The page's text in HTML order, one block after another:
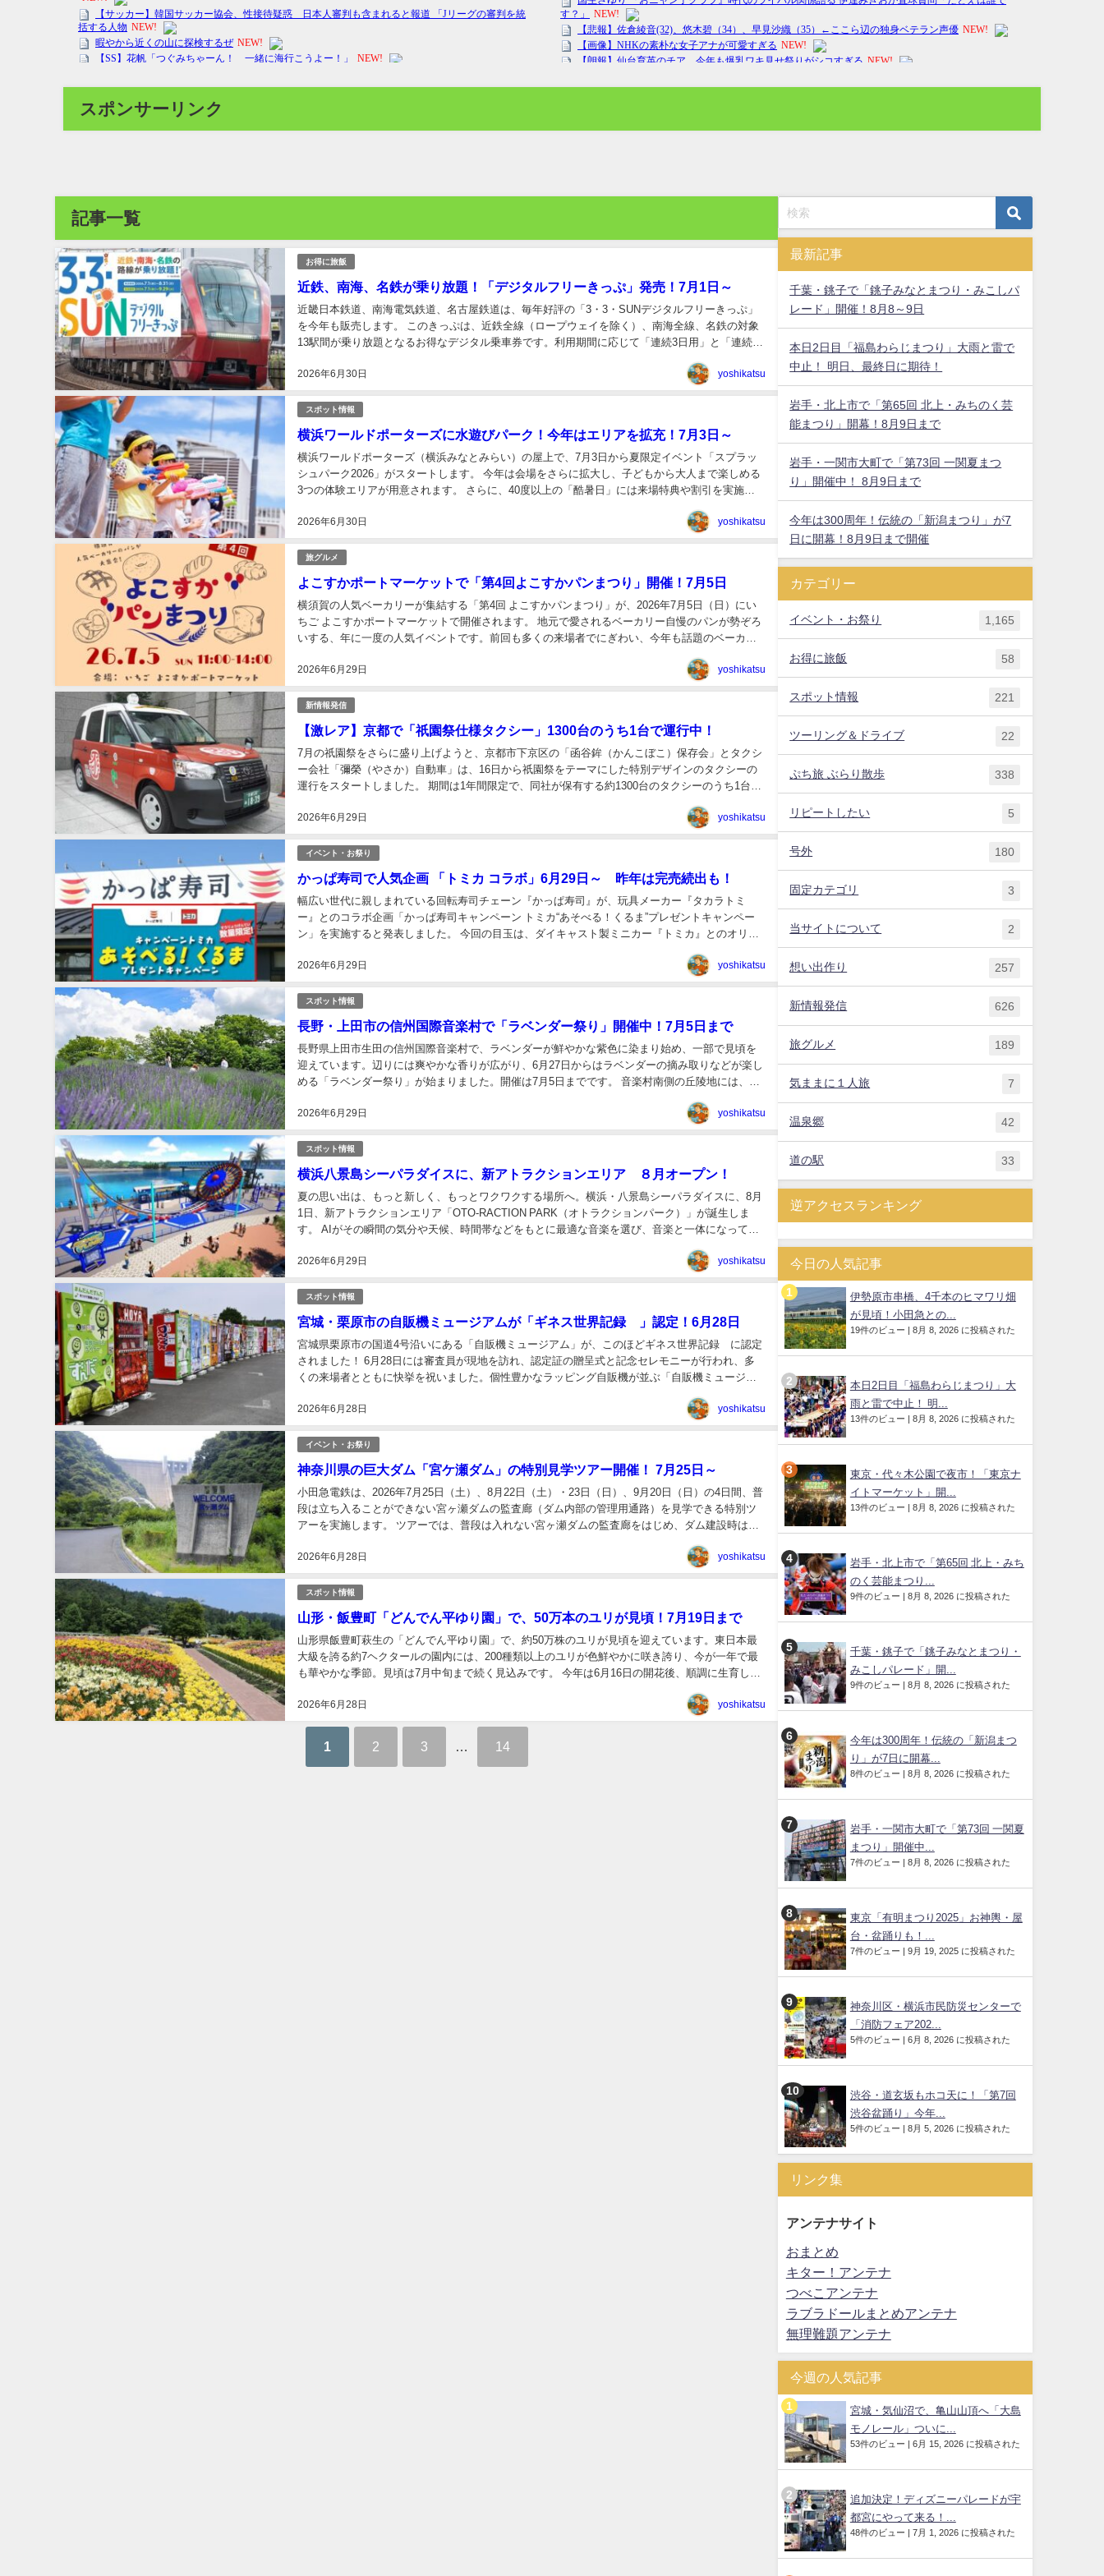
スポンサーリンク
記事一覧
お得に旅飯
近鉄、南海、名鉄が乗り放題！「デジタルフリーきっぷ」発売！7月1日～
2026年6月30日
近畿日本鉄道、南海電気鉄道、名古屋鉄道は、毎年好評の「3・3・SUNデジタルフリーきっぷ」
を今年も販売します。 このきっぷは、近鉄全線（ロープウェイを除く）、南海全線、名鉄の対象
13駅間が乗り放題となるお得なデジタル乗車券です。利用期間に応じて「連続3日用」と「連続2
yoshikatsu
スポット情報
横浜ワールドポーターズに水遊びパーク！今年はエリアを拡充！7月3日～
2026年6月30日
横浜ワールドポーターズ（横浜みなとみらい）の屋上で、7月3日から夏限定イベント「スプラッ
シュパーク2026」がスタートします。 今年は会場をさらに拡大し、子どもから大人まで楽しめる
3つの体験エリアが用意されます。 さらに、40度以上の「酷暑日」には来場特典や割引を実施予
yoshikatsu
旅グルメ
よこすかポートマーケットで「第4回よこすかパンまつり」開催！7月5日
2026年6月29日
横須賀の人気ベーカリーが集結する「第4回 よこすかパンまつり」が、2026年7月5日（日）にい
ちご よこすかポートマーケットで開催されます。 地元で愛されるベーカリー自慢のパンが勢ぞろ
いする、年に一度の人気イベントです。前回も多くの来場者でにぎわい、今年も話題のベーカリ
yoshikatsu
新情報発信
【激レア】京都で「祇園祭仕様タクシー」1300台のうち1台で運行中！
2026年6月29日
7月の祇園祭をさらに盛り上げようと、京都市下京区の「函谷鉾（かんこぼこ）保存会」とタクシ
ー会社「彌榮（やさか）自動車」は、16日から祇園祭をテーマにした特別デザインのタクシーの
運行をスタートしました。 期間は1年間限定で、同社が保有する約1300台のタクシーのうち1台が
yoshikatsu
イベント・お祭り
かっぱ寿司で人気企画 「トミカ コラボ」6月29日～ 昨年は完売続出も！
2026年6月29日
幅広い世代に親しまれている回転寿司チェーン『かっぱ寿司』が、玩具メーカー『タカラトミ
ー』とのコラボ企画「かっぱ寿司キャンペーン トミカ“あそべる！くるま”プレゼントキャンペー
ン」を実施すると発表しました。 今回の目玉は、ダイキャスト製ミニカー『トミカ』とのオリジ
yoshikatsu
スポット情報
長野・上田市の信州国際音楽村で「ラベンダー祭り」開催中！7月5日まで
2026年6月29日
長野県上田市生田の信州国際音楽村で、ラベンダーが鮮やかな紫色に染まり始め、一部で見頃を
迎えています。辺りには爽やかな香りが広がり、6月27日からはラベンダーの摘み取りなどが楽し
める「ラベンダー祭り」が始まりました。開催は7月5日までです。 音楽村南側の丘陵地には、香
yoshikatsu
スポット情報
横浜八景島シーパラダイスに、新アトラクションエリア ８月オープン！
2026年6月29日
夏の思い出は、もっと新しく、もっとワクワクする場所へ。横浜・八景島シーパラダイスに、8月
1日、新アトラクションエリア「OTO-RACTION PARK（オトラクションパーク）」が誕生しま
す。 AIがその瞬間の気分や天候、時間帯などをもとに最適な音楽を選び、音楽と一体になってア
yoshikatsu
スポット情報
宮城・栗原市の自販機ミュージアムが「ギネス世界記録™」認定！6月28日
2026年6月28日
宮城県栗原市の国道4号沿いにある「自販機ミュージアム」が、このほどギネス世界記録™に認定
されました！ 6月28日には審査員が現地を訪れ、認定証の贈呈式と記念セレモニーが行われ、多
くの来場者とともに快挙を祝いました。個性豊かなラッピング自販機が並ぶ「自販機ミュージア
yoshikatsu
イベント・お祭り
神奈川県の巨大ダム「宮ケ瀬ダム」の特別見学ツアー開催！ 7月25日～
2026年6月28日
小田急電鉄は、2026年7月25日（土）、8月22日（土）・23日（日）、9月20日（日）の4日間、普
段は立ち入ることができない宮ヶ瀬ダムの監査廊（ダム内部の管理用通路）を見学できる特別ツ
アーを実施します。 ツアーでは、普段は入れない宮ヶ瀬ダムの監査廊をはじめ、ダム建設時はダ
yoshikatsu
スポット情報
山形・飯豊町「どんでん平ゆり園」で、50万本のユリが見頃！7月19日まで
2026年6月28日
山形県飯豊町萩生の「どんでん平ゆり園」で、約50万株のユリが見頃を迎えています。東日本最
大級を誇る約7ヘクタールの園内には、200種類以上のユリが色鮮やかに咲き誇り、今が一年で最
も華やかな季節。見頃は7月中旬まで続く見込みです。 今年は6月16日の開花後、順調に生育し、
yoshikatsu
1 2 3 … 14
最新記事
千葉・銚子で「銚子みなとまつり・みこしパ
レード」開催！8月8～9日
本日2日目「福島わらじまつり」大雨と雷で
中止！ 明日、最終日に期待！
岩手・北上市で「第65回 北上・みちのく芸
能まつり」開幕！8月9日まで
岩手・一関市大町で「第73回 一関夏まつ
り」開催中！ 8月9日まで
今年は300周年！伝統の「新潟まつり」が7
日に開幕！8月9日まで開催
カテゴリー
イベント・お祭り 1,165
お得に旅飯 58
スポット情報 221
ツーリング＆ドライブ 22
ぷち旅 ぶらり散歩 338
リピートしたい 5
号外 180
固定カテゴリ 3
当サイトについて 2
想い出作り 257
新情報発信 626
旅グルメ 189
気ままに１人旅 7
温泉郷 42
道の駅 33
逆アクセスランキング
今日の人気記事
伊勢原市串橋、4千本のヒマワリ畑
が見頃！小田急との...
19件のビュー | 8月 8, 2026 に投稿された
本日2日目「福島わらじまつり」大
雨と雷で中止！ 明...
13件のビュー | 8月 8, 2026 に投稿された
東京・代々木公園で夜市！「東京ナ
イトマーケット」開...
13件のビュー | 8月 8, 2026 に投稿された
岩手・北上市で「第65回 北上・みち
のく芸能まつり...
9件のビュー | 8月 8, 2026 に投稿された
千葉・銚子で「銚子みなとまつり・
みこしパレード」開...
9件のビュー | 8月 8, 2026 に投稿された
今年は300周年！伝統の「新潟まつ
り」が7日に開幕...
8件のビュー | 8月 8, 2026 に投稿された
岩手・一関市大町で「第73回 一関夏
まつり」開催中...
7件のビュー | 8月 8, 2026 に投稿された
東京「有明まつり2025」お神輿・屋
台・盆踊りも！...
7件のビュー | 9月 19, 2025 に投稿された
神奈川区・横浜市民防災センターで
「消防フェア202...
5件のビュー | 6月 8, 2026 に投稿された
渋谷・道玄坂もホコ天に！「第7回
渋谷盆踊り」今年...
5件のビュー | 8月 5, 2026 に投稿された
リンク集
アンテナサイト
おまとめ
キター！アンテナ
つべこアンテナ
ラブラドールまとめアンテナ
無理難題アンテナ
今週の人気記事
宮城・気仙沼で、亀山山頂へ「大島
モノレール」ついに...
53件のビュー | 6月 15, 2026 に投稿された
追加決定！ディズニーパレードが宇
都宮にやって来る！...
48件のビュー | 7月 1, 2026 に投稿された